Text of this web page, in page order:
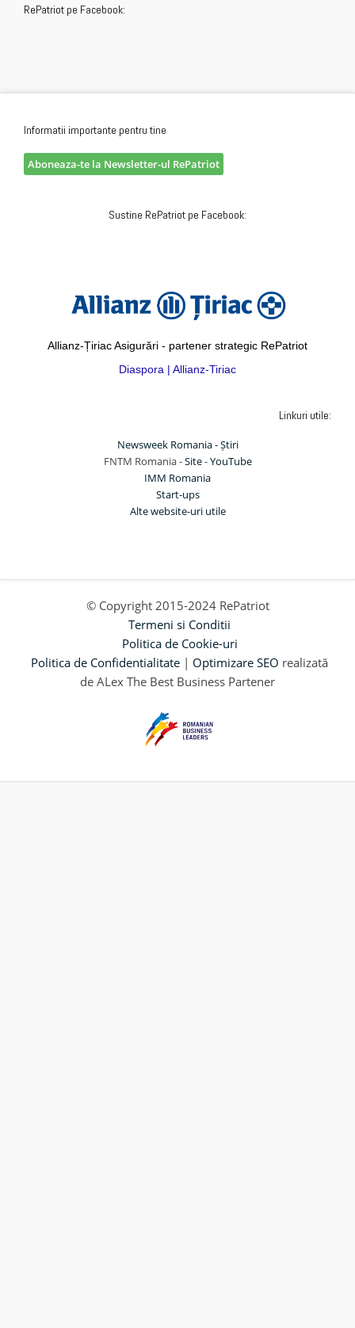
RePatriot pe Facebook:
Informatii importante pentru tine
Aboneaza-te la Newsletter-ul RePatriot
Sustine RePatriot pe Facebook:
Allianz-Țiriac Asigurări - partener strategic RePatriot
Diaspora | Allianz-Tiriac
Linkuri utile:
Newsweek Romania - Știri
FNTM Romania -Site-YouTube
IMM Romania
Start-ups
Alte website-uri utile
© Copyright 2015-2024 RePatriot
Termeni si Conditii
Politica de Cookie-uri
Politica de Confidentialitate | Optimizare SEO realizată
de ALex The Best Business Partener